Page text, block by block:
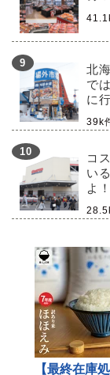
北
で
に
39k
コ
い
よ！